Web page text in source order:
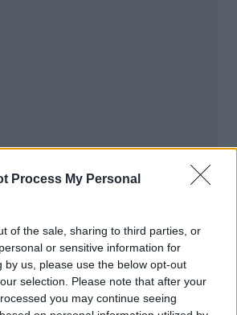
Process My Personal
of the sale, sharing to third parties, or
or sensitive information for
by us, please use the below opt-out
selection. Please note that after your
you may continue seeing